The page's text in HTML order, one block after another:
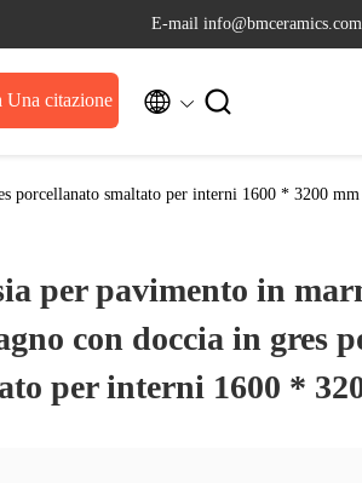
E-mail info@bmceramics.com
Una citazione  
porcellanato smaltato per interni 1600 * 3200 mm
per pavimento in
con doccia in gres
per interni 1600 *